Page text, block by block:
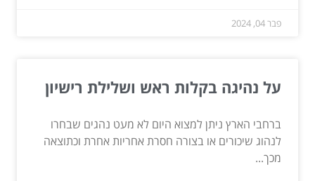
פבר 04, 2024
על נהיגה בקלות ראש ושלילת רישיון
ברחבי הארץ ניתן למצוא היום לא מעט נהגים שבחרו
לנהוג שיכורים או בצורה חסרת אחריות אחרת וכתוצאה
מכך...